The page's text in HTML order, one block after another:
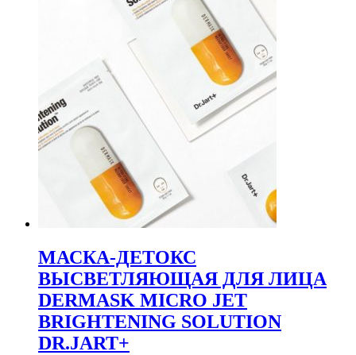
МАСКА-ДЕТОКС
ВЫСВЕТЛЯЮЩАЯ ДЛЯ ЛИЦА
DERMASK MICRO JET
BRIGHTENING SOLUTION
DR.JART+